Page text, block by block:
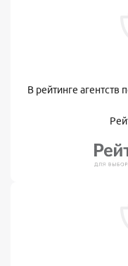
В рейтинге агентств